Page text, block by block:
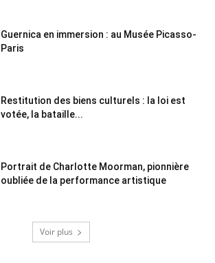
Guernica en immersion : au Musée Picasso-
Paris
Restitution des biens culturels : la loi est
votée, la bataille...
Portrait de Charlotte Moorman, pionnière
oubliée de la performance artistique
Voir plus